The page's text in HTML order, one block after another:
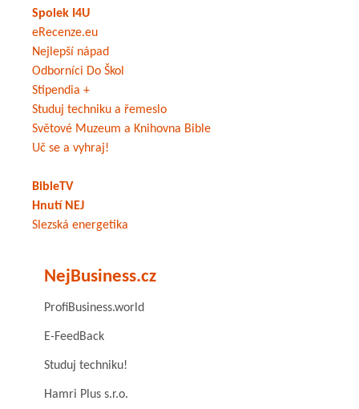
Spolek I4U
eRecenze.eu
Nejlepší nápad
Odborníci Do Škol
Stipendia +
Studuj techniku a řemeslo
Světové Muzeum a Knihovna Bible
Uč se a vyhraj!
BibleTV
Hnutí NEJ
Slezská energetika
NejBusiness.cz
ProfiBusiness.world
E-FeedBack
Studuj techniku!
Hamri Plus s.r.o.